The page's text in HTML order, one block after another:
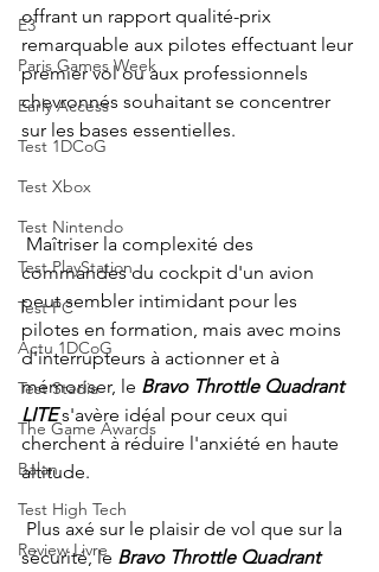
E3
Paris Games Week
Early Access
Test 1DCoG
Test Xbox
Test Nintendo
Test PlayStation
Test PC
Actu 1DCoG
Test Stadia
The Game Awards
Balan
Test High Tech
Review Livre
offrant un rapport qualité-prix
remarquable aux pilotes effectuant leur
premier vol ou aux professionnels
chevronnés souhaitant se concentrer
sur les bases essentielles.
Maîtriser la complexité des
commandes du cockpit d'un avion
peut sembler intimidant pour les
pilotes en formation, mais avec moins
d'interrupteurs à actionner et à
mémoriser, le Bravo Throttle Quadrant
LITE s'avère idéal pour ceux qui
cherchent à réduire l'anxiété en haute
altitude.
Plus axé sur le plaisir de vol que sur la
sécurité, le Bravo Throttle Quadrant